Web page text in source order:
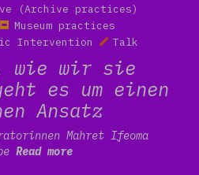
(Archive practices)
Museum practices
Intervention
Talk
wie wir sie
es um einen
Ansatz
Mahret Ifeoma
Read more